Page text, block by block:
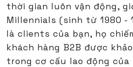
thời gian luôn vận động,
Millennials (sinh từ 1980 -
là clients của bạn, họ
khách hàng B2B được
trong cơ cấu lao động của